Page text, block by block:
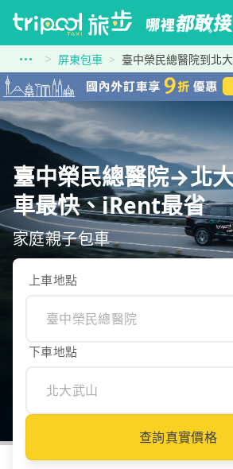
屏東包車 臺中榮民總醫院到北
臺中榮民總醫院→北
車最快、iRent最省
家庭親子包車
上車地點
下車地點
查詢真實價格